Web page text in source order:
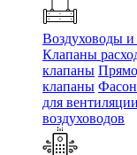
Воздуховоды
Клапаны
клапаны
клапаны
для вентиляции
воздуховодов